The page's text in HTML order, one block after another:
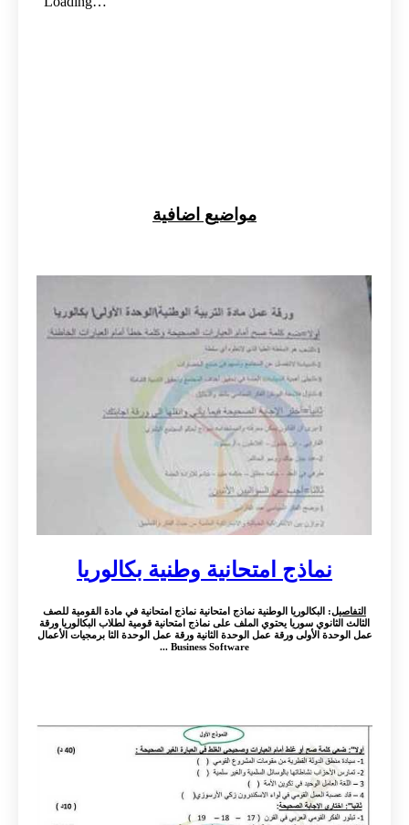
مواضيع اضافية
نماذج امتحانية وطنية بكالوريا
التفاصيل: البكالوريا الوطنية نماذج امتحانية نماذج امتحانية في مادة القومية للصف
الثالث الثانوي سوريا يحتوي الملف على نماذج امتحانية قومية لطلاب البكالوريا ورقة
عمل الوحدة الأولى ورقة عمل الوحدة الثانية ورقة عمل الوحدة الثا برمجيات الأعمال
Business Software ...